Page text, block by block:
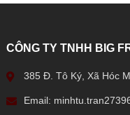
CÔNG TY TNHH BIG
385 Đ. Tô Ký, Xã Hóc
Email: